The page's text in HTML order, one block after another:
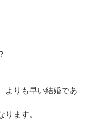
りも早い結婚であ
ます。